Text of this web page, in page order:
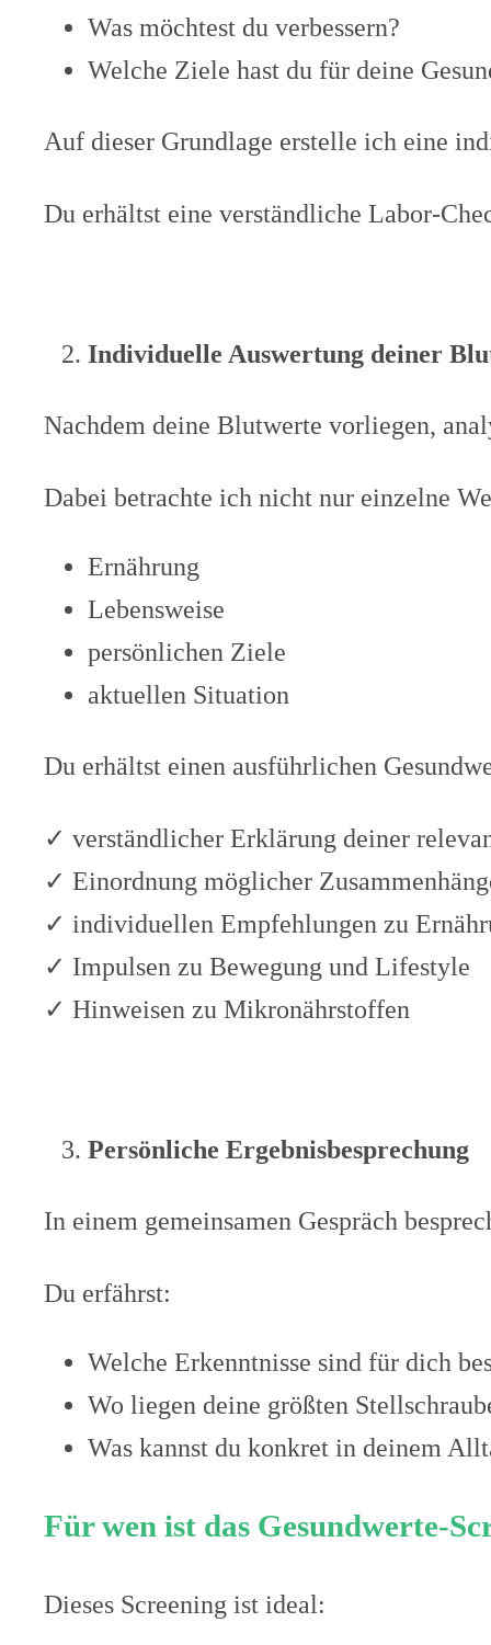
Was möchtest du verbessern?
Welche Ziele hast du für deine
Auf dieser Grundlage erstelle ich eine
Du erhältst eine verständliche Labor-
Individuelle Auswertung deiner
Nachdem deine Blutwerte vorliegen,
Dabei betrachte ich nicht nur einzelne
Ernährung
Lebensweise
persönlichen Ziele
aktuellen Situation
Du erhältst einen ausführlichen
✓ verständlicher Erklärung deiner
✓ Einordnung möglicher
✓ individuellen Empfehlungen zu
✓ Impulsen zu Bewegung und Lifestyle
✓ Hinweisen zu Mikronährstoffen
Persönliche Ergebnisbesprechung
In einem gemeinsamen Gespräch
Du erfährst:
Welche Erkenntnisse sind für dich
Wo liegen deine größten
Was kannst du konkret in deinem
Für wen ist das Gesundwerte-
Dieses Screening ist ideal: